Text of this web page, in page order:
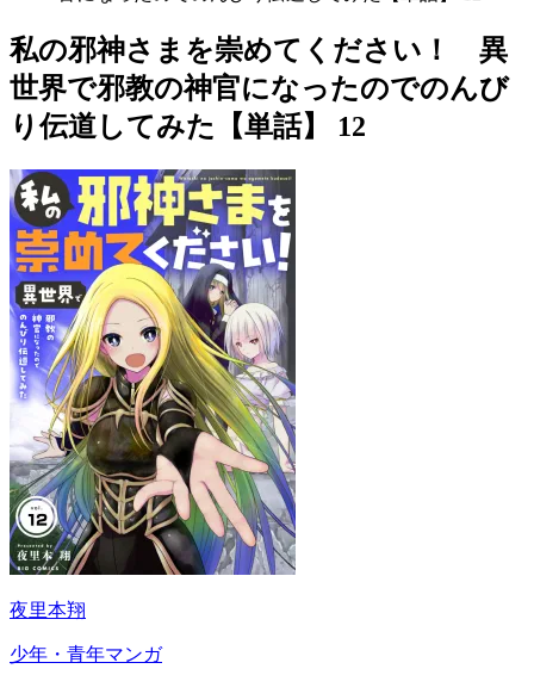
私の邪神さまを崇めてください！ 異
世界で邪教の神官になったのでのんび
り伝道してみた【単話】 12
夜里本翔
少年・青年マンガ